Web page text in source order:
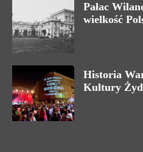
Pałac
wielkość
Historia
Kultury